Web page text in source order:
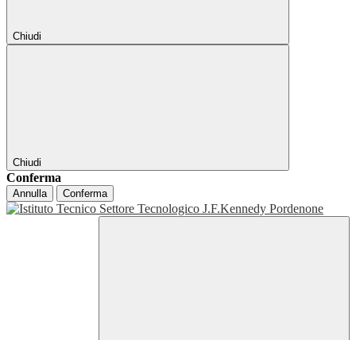
Chiudi
Chiudi
Conferma
Annulla Conferma